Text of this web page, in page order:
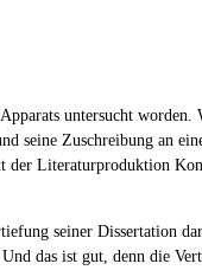
untersucht
seine Zuschreibung an
Literaturproduktion
seiner Dissertation
das ist gut, denn die